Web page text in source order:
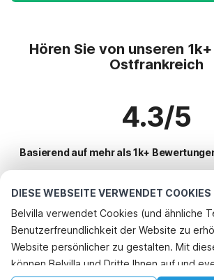
DIESE WEBSEITE VERWENDET COOKIES
Belvilla verwendet Cookies (und ähnliche
Benutzerfreundlichkeit der Website zu
Website persönlicher zu gestalten. Mit
können Belvilla und Dritte Ihnen auf und
Hören Sie von unseren
Ostfrankreich
4.3/5
Basierend auf mehr als 1k+
Beliebteste Reiseziele für
Beliebte Ausstattungen für Urlaub in
Urlaub mit Hund - Haustierfreundliche
Top-Regionen mit Top-Annehmlichkeiten
Rufen Sie